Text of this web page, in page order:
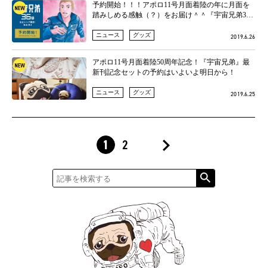
予約開始！！！アポロ11号月面着陸の年に月面を
踏みしめる感触（？）をお届け＾＾『宇宙兄弟36
ニュース グッズ 2019.6.26
アポロ11号月面着陸50周年記念！『宇宙兄弟』最
新刊記念セットの予約はいよいよ明日から！
ニュース グッズ 2019.6.25
1 2 »